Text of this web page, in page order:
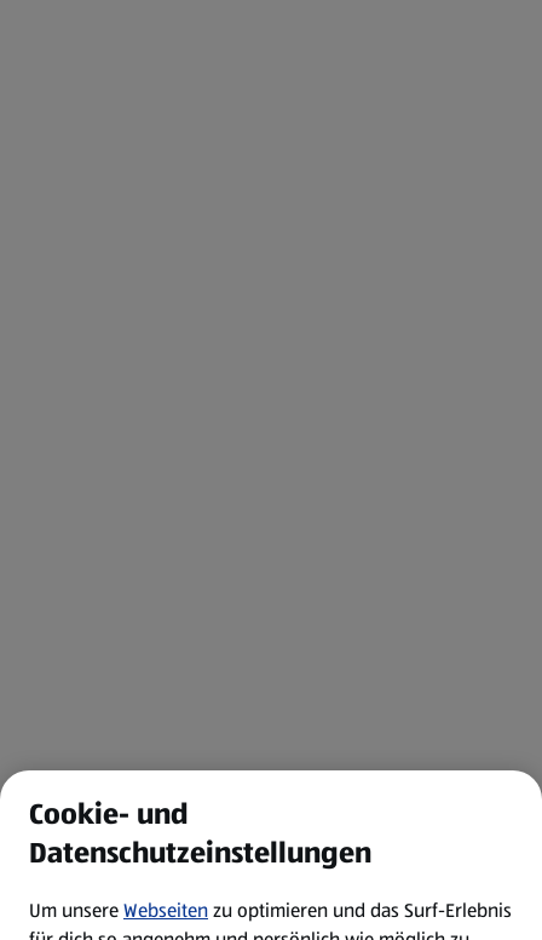
Cookie- und
Datenschutzeinstellungen
Um unsereWebseitenzu optimieren und das Surf-Erlebnis